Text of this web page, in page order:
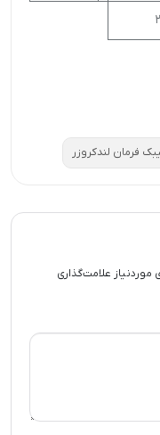
فرمان لندکروزر
علامت‌گذاری